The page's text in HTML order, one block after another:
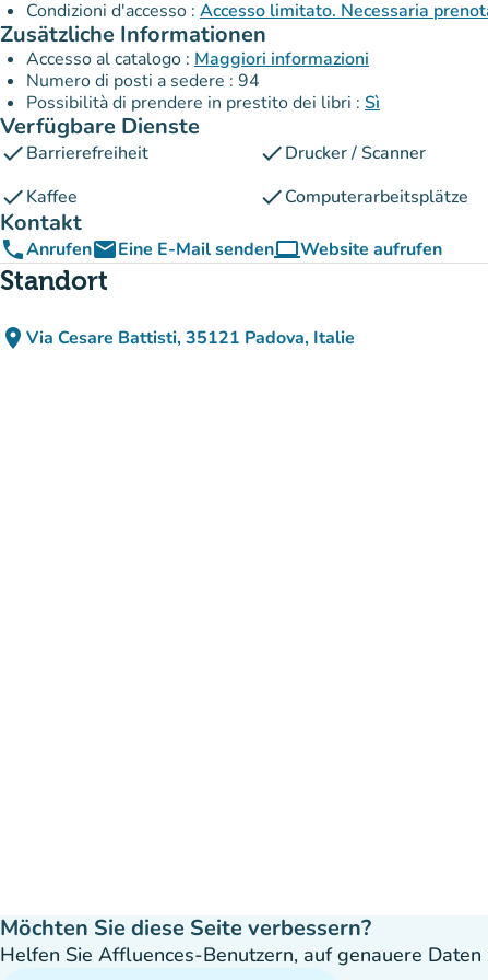
Condizioni d'accesso : Accesso limitato. Necessaria
Zusätzliche Informationen
Accesso al catalogo : Maggiori informazioni
Numero di posti a sedere : 94
Possibilità di prendere in prestito dei libri : Sì
Verfügbare Dienste
checkBarrierefreiheit checkDrucker / Scanner
checkKaffee checkComputerarbeitsplätze
Kontakt
phoneAnrufenemailEine E-Mail sendencomputerWebsite aufrufen
(new tab)
Standort
place Via Cesare Battisti, 35121 Padova, Italie
(in Google Maps öffnen)
(new tab)
Möchten Sie diese Seite verbessern?
Helfen Sie Affluences-Benutzern, auf genauere